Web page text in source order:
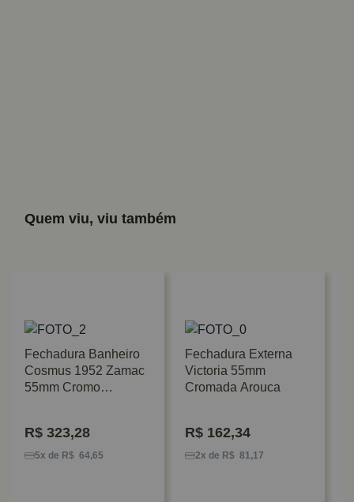
Quem viu, viu também
Fechadura Banheiro
Cosmus 1952 Zamac
55mm Cromo
R$ 323,28
5x de R$ 64,65
Fechadura Externa
Victoria 55mm
Cromada Arouca
R$ 162,34
2x de R$ 81,17